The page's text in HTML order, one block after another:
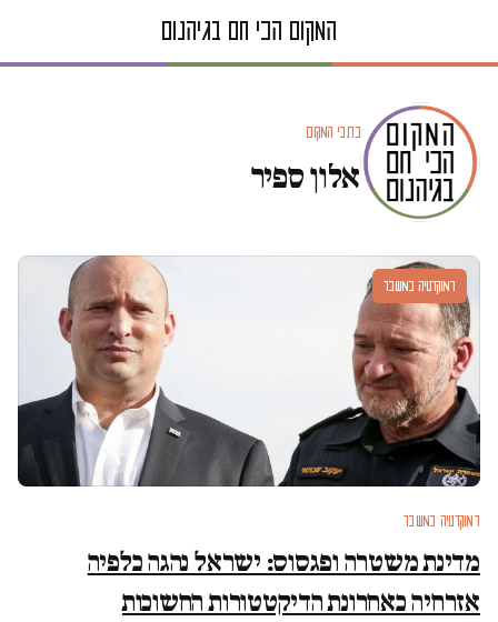
כתבי המקום
אלון ספיר
דמוקרטיה במשבר
דמוקרטיה במשבר
מדינת משטרה ופגסוס: ישראל נהגה כלפיה
אזרחיה כאחרונת הדיקטטורות החשוכות